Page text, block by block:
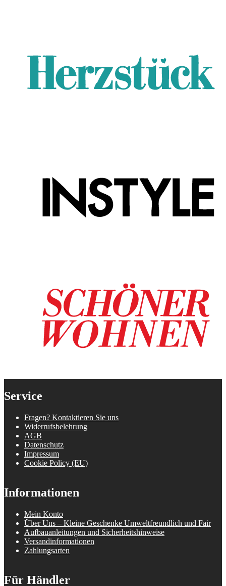
Service
Fragen? Kontaktieren Sie uns
Widerrufsbelehrung
AGB
Datenschutz
Impressum
Cookie Policy (EU)
Informationen
Mein Konto
Über Uns – Kleine Geschenke Umweltfreundlich und Fair
Aufbauanleitungen und Sicherheitshinweise
Versandinformationen
Zahlungsarten
Für Händler